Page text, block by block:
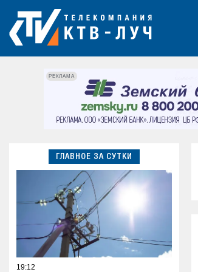
РЕКЛАМА
ГЛАВНОЕ ЗА СУТКИ
19:12